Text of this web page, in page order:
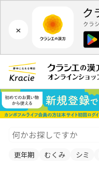
×
更年期 むくみ シミ